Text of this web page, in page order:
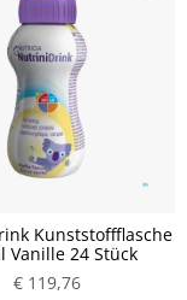
Kunststoffflasche
Vanille 24 Stück
€ 119,76